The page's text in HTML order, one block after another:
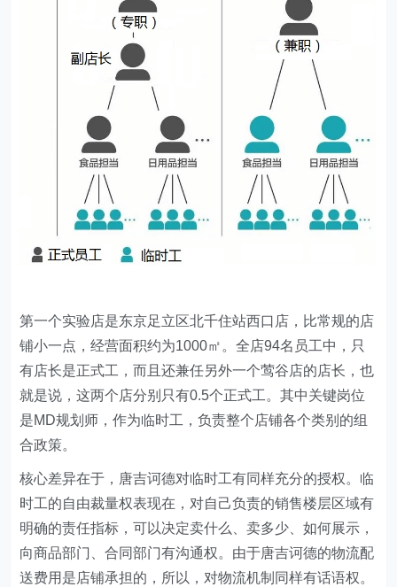
第一个实验店是东京足立区北千住站西口店，比常规的店
铺小一点，经营面积约为1000㎡。全店94名员工中，只
有店长是正式工，而且还兼任另外一个莺谷店的店长，也
就是说，这两个店分别只有0.5个正式工。其中关键岗位
是MD规划师，作为临时工，负责整个店铺各个类别的组
合政策。
核心差异在于，唐吉诃德对临时工有同样充分的授权。临
时工的自由裁量权表现在，对自己负责的销售楼层区域有
明确的责任指标，可以决定卖什么、卖多少、如何展示，
向商品部门、合同部门有沟通权。由于唐吉诃德的物流配
送费用是店铺承担的，所以，对物流机制同样有话语权。